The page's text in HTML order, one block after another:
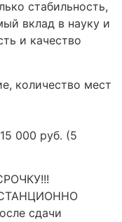
стабильность,
вклад в науку и
и качество
количество мест
000 руб. (5
сдачи